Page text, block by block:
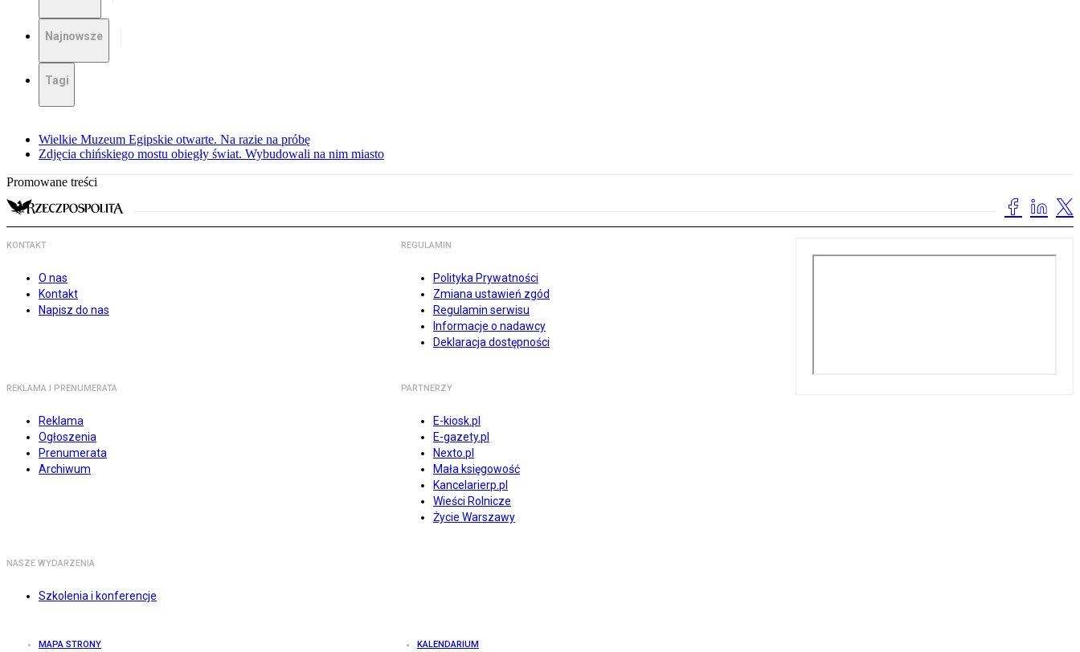
Najnowsze
Tagi
Wielkie Muzeum Egipskie otwarte. Na razie na próbę
Zdjęcia chińskiego mostu obiegły świat. Wybudowali na nim miasto
Promowane treści
KONTAKT
O nas
Kontakt
Napisz do nas
REGULAMIN
Polityka Prywatności
Zmiana ustawień zgód
Regulamin serwisu
Informacje o nadawcy
Deklaracja dostępności
REKLAMA I PRENUMERATA
Reklama
Ogłoszenia
Prenumerata
Archiwum
PARTNERZY
E-kiosk.pl
E-gazety.pl
Nexto.pl
Mała księgowość
Kancelarierp.pl
Wieści Rolnicze
Życie Warszawy
NASZE WYDARZENIA
Szkolenia i konferencje
MAPA STRONY KALENDARIUM